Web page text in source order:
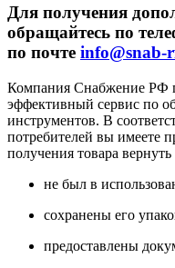
Для получения
обращайтесь по
по почте info@snab-
Компания Снабжение РФ
эффективный сервис по
инструментов. В
потребителей вы имеете
получения товара
не был в
сохранены его
предоставлены